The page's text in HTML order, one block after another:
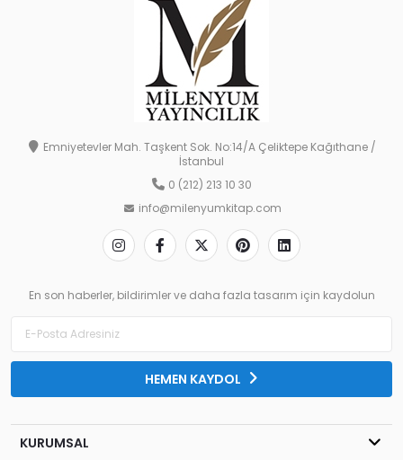
Emniyetevler Mah. Taşkent Sok. No:14/A Çeliktepe Kağıthane /
İstanbul
0 (212) 213 10 30
info@milenyumkitap.com
En son haberler, bildirimler ve daha fazla tasarım için kaydolun
HEMEN KAYDOL
KURUMSAL